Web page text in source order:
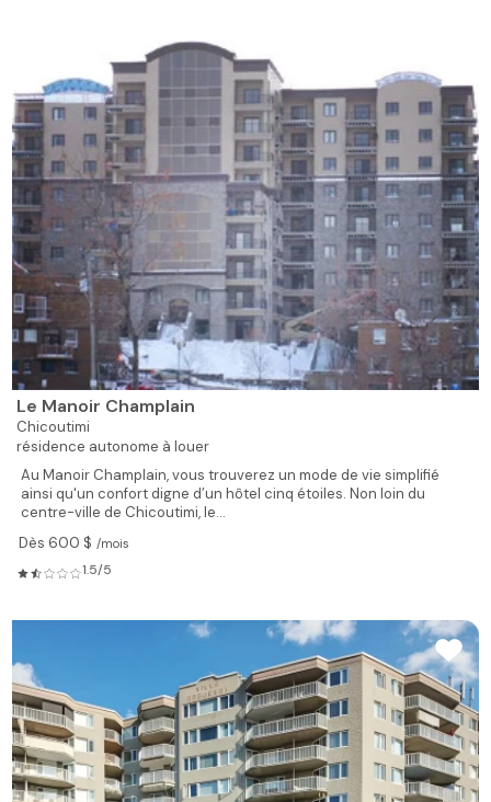
Le Manoir Champlain
Chicoutimi
résidence autonome à louer
Au Manoir Champlain, vous trouverez un mode de vie simplifié
ainsi qu'un confort digne d’un hôtel cinq étoiles. Non loin du
centre-ville de Chicoutimi, le...
Dès 600 $ /mois
1.5/5